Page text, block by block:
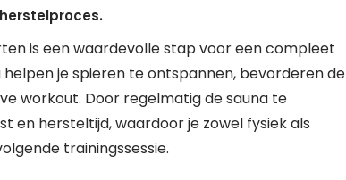
is een waardevolle stap voor een compleet
je spieren te ontspannen, bevorderen de
workout. Door regelmatig de sauna te
en hersteltijd, waardoor je zowel fysiek als
trainingssessie.